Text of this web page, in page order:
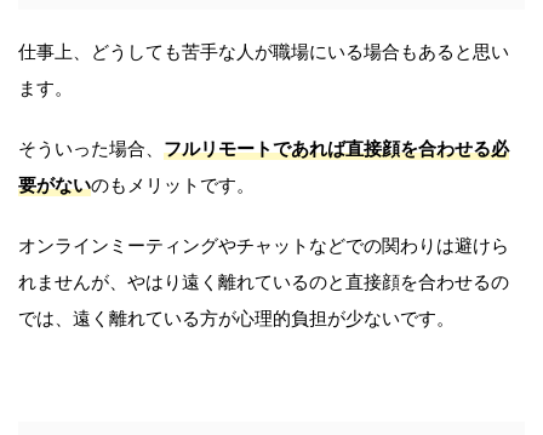
仕事上、どうしても苦手な人が職場にいる場合もあると思い
ます。
そういった場合、 フルリモートであれば直接顔を合わせる必
要がないのもメリットです。
オンラインミーティングやチャットなどでの関わりは避けら
れませんが、やはり遠く離れているのと直接顔を合わせるの
では、遠く離れている方が心理的負担が少ないです。